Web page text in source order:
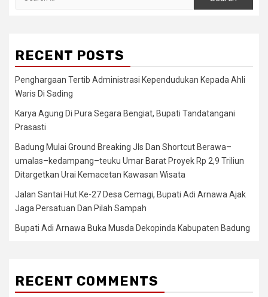
RECENT POSTS
Penghargaan Tertib Administrasi Kependudukan Kepada Ahli
Waris Di Sading
Karya Agung Di Pura Segara Bengiat, Bupati Tandatangani
Prasasti
Badung Mulai Ground Breaking Jls Dan Shortcut Berawa–
umalas–kedampang–teuku Umar Barat Proyek Rp 2,9 Triliun
Ditargetkan Urai Kemacetan Kawasan Wisata
Jalan Santai Hut Ke-27 Desa Cemagi, Bupati Adi Arnawa Ajak
Jaga Persatuan Dan Pilah Sampah
Bupati Adi Arnawa Buka Musda Dekopinda Kabupaten Badung
RECENT COMMENTS